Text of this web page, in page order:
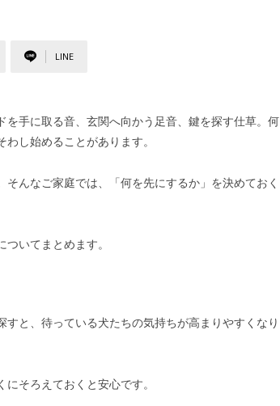
LINE
手に取る音、玄関へ向かう足音、鍵を探す仕草。何
し始めることがあります。
んなご家庭では、「何を先にするか」を決めておく
いてまとめます。
と、待っている犬たちの気持ちが高まりやすくなり
そろえておくと安心です。